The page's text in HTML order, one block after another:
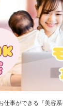
仕事ができる『美容